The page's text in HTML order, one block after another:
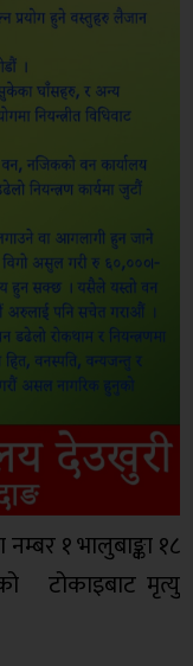
१ भालुबाङ्का १८
टोकाइबाट मृत्यु